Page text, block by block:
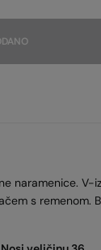
naramenice. V-
s remenom.